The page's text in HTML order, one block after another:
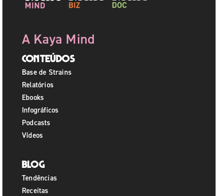
A Kaya Mind
Conteúdos
Base de Strains
Relatórios
Ebooks
Infográficos
Podcasts
Vídeos
Blog
Tendências
Receitas